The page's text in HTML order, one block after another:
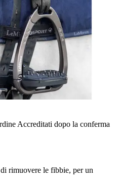
Accreditati dopo la conferma
rimuovere le fibbie, per un